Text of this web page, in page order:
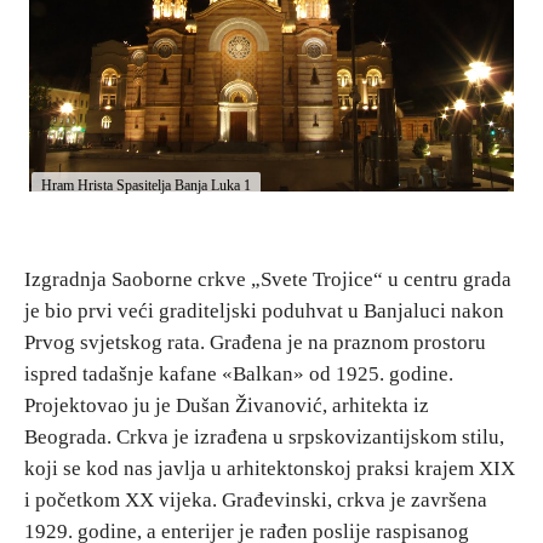
E-Brochure
Otkrij Srpsku
Hram Hrista Spasitelja Banja Luka 1
Izgradnja Saoborne crkve „Svete Trojice“ u centru grada
je bio prvi veći graditeljski poduhvat u Banjaluci nakon
Prvog svjetskog rata. Građena je na praznom prostoru
ispred tadašnje kafane «Balkan» od 1925. godine.
Projektovao ju je Dušan Živanović, arhitekta iz
Beograda. Crkva je izrađena u srpskovizantijskom stilu,
koji se kod nas javlja u arhitektonskoj praksi krajem XIX
i početkom XX vijeka. Građevinski, crkva je završena
1929. godine, a enterijer je rađen poslije raspisanog